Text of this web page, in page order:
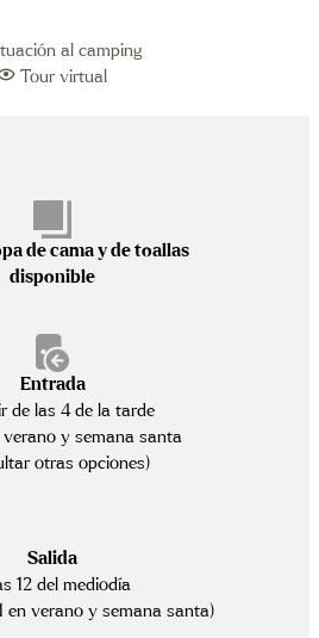
al camping
Tour virtual
de cama y de toallas
disponible
Entrada
de las 4 de la tarde
y semana santa
otras opciones)
Salida
12 del mediodía
en verano y semana santa)